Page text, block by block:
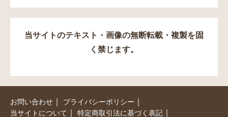
当サイトのテキスト・画像の無断転載・複製を固
く禁じます。
お問い合わせ プライバシーポリシー
当サイトについて 特定商取引法に基づく表記